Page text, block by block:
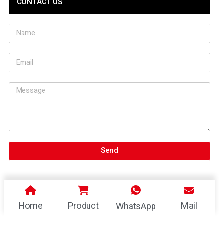
CONTACT US
Send
Home Product WhatsApp Mail